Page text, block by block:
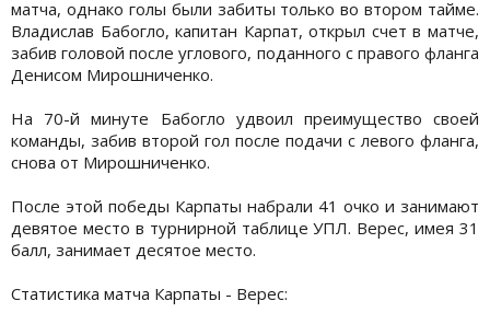
матча, однако голы были забиты только во втором тайме.
Владислав Бабогло, капитан Карпат, открыл счет в матче,
забив головой после углового, поданного с правого фланга
Денисом Мирошниченко.
На 70-й минуте Бабогло удвоил преимущество своей
команды, забив второй гол после подачи с левого фланга,
снова от Мирошниченко.
После этой победы Карпаты набрали 41 очко и занимают
девятое место в турнирной таблице УПЛ. Верес, имея 31
балл, занимает десятое место.
Статистика матча Карпаты - Верес: